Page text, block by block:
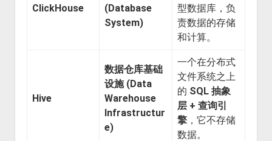
ClickHouse
(Database
System)
型数据库，负
责数据的存储
和计算。
Hive
数据仓库基础
设施 (Data
Warehouse
Infrastructur
e)
一个在分布式
文件系统之上
的 SQL 抽象
层 + 查询引
擎，它不存储
数据。